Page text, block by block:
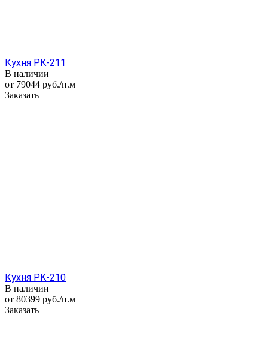
Кухня PK-211
В наличии
от 79044 руб./п.м
Заказать
Кухня PK-210
В наличии
от 80399 руб./п.м
Заказать